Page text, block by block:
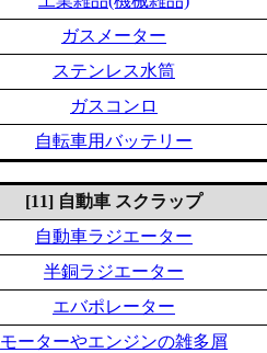
ガスメーター
ステンレス水筒
ガスコンロ
自転車用バッテリー
[11] 自動車 スクラップ
自動車ラジエーター
半銅ラジエーター
エバポレーター
モーターやエンジンの雑多屑